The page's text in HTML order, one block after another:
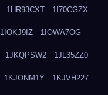
1HR93CXT 1I70CGZX
1IOKJ9IZ 1IOWA7OG
1JKQPSW2 1JL35ZZ0
1KJONM1Y 1KJVH227